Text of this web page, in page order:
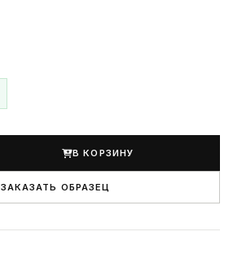
В КОРЗИНУ
ЗАКАЗАТЬ ОБРАЗЕЦ